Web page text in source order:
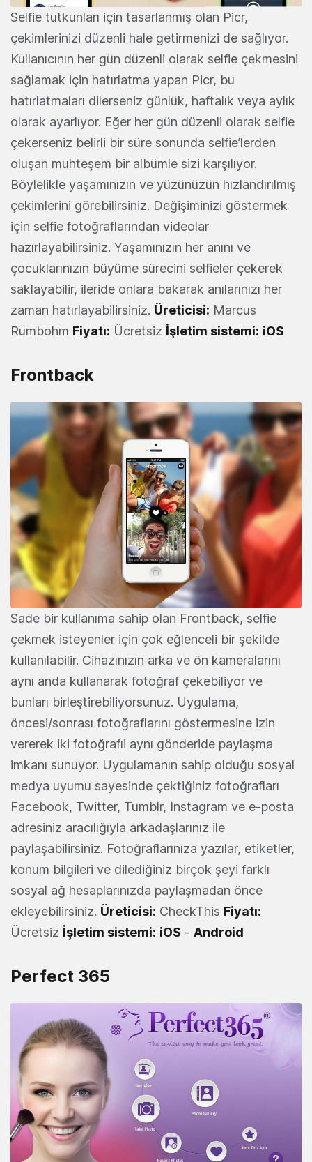
Selfie tutkunları için tasarlanmış olan Picr,
çekimlerinizi düzenli hale getirmenizi de sağlıyor.
Kullanıcının her gün düzenli olarak selfie çekmesini
sağlamak için hatırlatma yapan Picr, bu
hatırlatmaları dilerseniz günlük, haftalık veya aylık
olarak ayarlıyor. Eğer her gün düzenli olarak selfie
çekerseniz belirli bir süre sonunda selfie’lerden
oluşan muhteşem bir albümle sizi karşılıyor.
Böylelikle yaşamınızın ve yüzünüzün hızlandırılmış
çekimlerini görebilirsiniz. Değişiminizi göstermek
için selfie fotoğraflarından videolar
hazırlayabilirsiniz. Yaşamınızın her anını ve
çocuklarınızın büyüme sürecini selfieler çekerek
saklayabilir, ileride onlara bakarak anılarınızı her
zaman hatırlayabilirsiniz. Üreticisi: Marcus
Rumbohm Fiyatı: Ücretsiz İşletim sistemi: iOS
Frontback
Sade bir kullanıma sahip olan Frontback, selfie
çekmek isteyenler için çok eğlenceli bir şekilde
kullanılabilir. Cihazınızın arka ve ön kameralarını
aynı anda kullanarak fotoğraf çekebiliyor ve
bunları birleştirebiliyorsunuz. Uygulama,
öncesi/sonrası fotoğraflarını göstermesine izin
vererek iki fotoğrafıi aynı gönderide paylaşma
imkanı sunuyor. Uygulamanın sahip olduğu sosyal
medya uyumu sayesinde çektiğiniz fotoğrafları
Facebook, Twitter, Tumblr, Instagram ve e-posta
adresiniz aracılığıyla arkadaşlarınız ile
paylaşabilirsiniz. Fotoğraflarınıza yazılar, etiketler,
konum bilgileri ve dilediğiniz birçok şeyi farklı
sosyal ağ hesaplarınızda paylaşmadan önce
ekleyebilirsiniz. Üreticisi: CheckThis Fiyatı:
Ücretsiz İşletim sistemi: iOS - Android
Perfect 365